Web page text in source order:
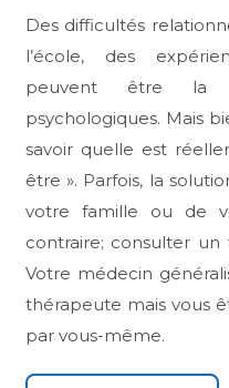
Des difficultés
l’école, des
peuvent être la
psychologiques. Mais
savoir quelle est
être ». Parfois, la
votre famille ou de
contraire; consulter
Votre médecin
thérapeute mais vous
par vous-même.